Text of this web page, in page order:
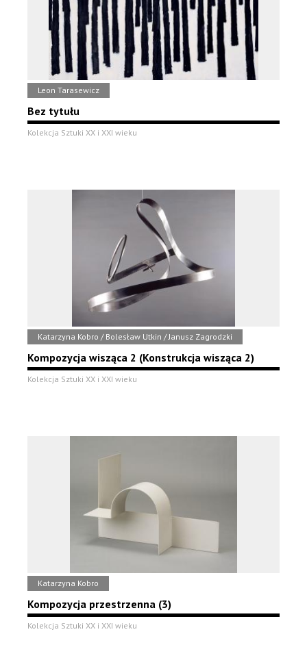
Leon Tarasewicz
Bez tytułu
Kolekcja Sztuki XX i XXI wieku
Katarzyna Kobro / Bolesław Utkin / Janusz Zagrodzki
Kompozycja wisząca 2 (Konstrukcja wisząca 2)
Kolekcja Sztuki XX i XXI wieku
Katarzyna Kobro
Kompozycja przestrzenna (3)
Kolekcja Sztuki XX i XXI wieku